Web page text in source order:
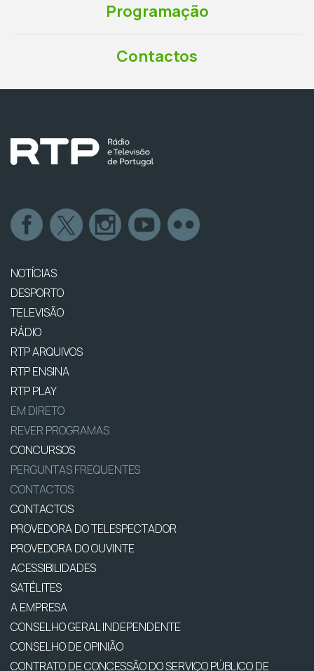
Programação
Contactos
NOTÍCIAS
DESPORTO
TELEVISÃO
RÁDIO
RTP ARQUIVOS
RTP ENSINA
RTP PLAY
EM DIRETO
REVER PROGRAMAS
CONCURSOS
PERGUNTAS FREQUENTES
CONTACTOS
CONTACTOS
PROVEDORA DO TELESPECTADOR
PROVEDORA DO OUVINTE
ACESSIBILIDADES
SATÉLITES
A EMPRESA
CONSELHO GERAL INDEPENDENTE
CONSELHO DE OPINIÃO
CONTRATO DE CONCESSÃO DO SERVIÇO PÚBLICO DE